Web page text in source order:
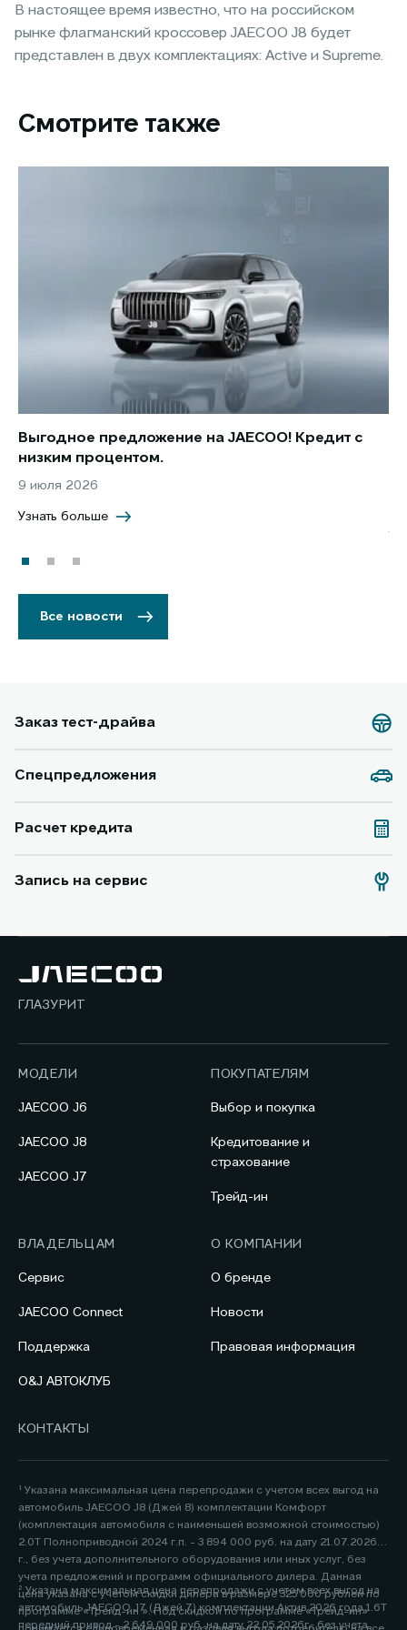
В настоящее время известно, что на российском
рынке флагманский кроссовер JAECOO J8 будет
представлен в двух комплектациях: Active и Supreme.
Смотрите также
Выгодное предложение на JAECOO! Кредит с
низким процентом.
9 июля 2026
Узнать больше
Все новости
Заказ тест-драйва
Спецпредложения
Расчет кредита
Запись на сервис
ГЛАЗУРИТ
МОДЕЛИ
JAECOO J6
JAECOO J8
JAECOO J7
ПОКУПАТЕЛЯМ
Выбор и покупка
Кредитование и
страхование
Трейд-ин
ВЛАДЕЛЬЦАМ
Сервис
JAECOO Connect
Поддержка
O&J АВТОКЛУБ
О КОМПАНИИ
О бренде
Новости
Правовая информация
КОНТАКТЫ
¹ Указана максимальная цена перепродажи с учетом всех выгод на
автомобиль JAECOO J8 (Джей 8) комплектации Комфорт
(комплектация автомобиля с наименьшей возможной стоимостью)
2.0Т Полноприводной 2024 г.п. - 3 894 000 руб. на дату 21.07.2026
г., без учета дополнительного оборудования или иных услуг, без
учета предложений и программ официального дилера. Данная
цена указана с учетом скидки дилера в размере 325 000 рублей по
программе «Трейд-ин ». Под скидкой по программе «Трейд-ин»
² Указана максимальная цена перепродажи с учетом всех выгод на
автомобиль JAECOO J7 (Джей 7) комплектации Актив 2026 года 1.6Т
передний привод - 2 649 000 руб. на дату 22.05.2026г., без учета